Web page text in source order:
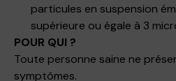
particules en suspension
supérieure ou égale à 3
POUR QUI ?
Toute personne saine ne
symptômes.